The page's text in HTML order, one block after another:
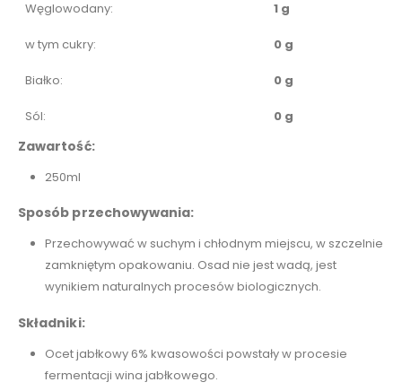
Węglowodany: 1 g
w tym cukry: 0 g
Białko: 0 g
Sól: 0 g
Zawartość:
250ml
Sposób przechowywania:
Przechowywać w suchym i chłodnym miejscu, w szczelnie
zamkniętym opakowaniu. Osad nie jest wadą, jest
wynikiem naturalnych procesów biologicznych.
Składniki:
Ocet jabłkowy 6% kwasowości powstały w procesie
fermentacji wina jabłkowego.